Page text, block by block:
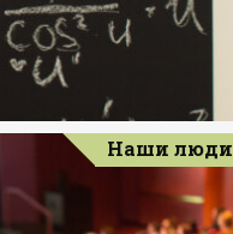
Наши люди